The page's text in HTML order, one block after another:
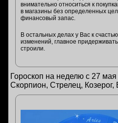
внимательно относиться к
в магазины без определенных
финансовый запас.
В остальных делах у Вас к
изменений, главное
строили.
Гороскоп на неделю с 27
Скорпион, Стрелец,